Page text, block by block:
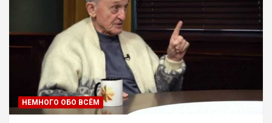
НЕМНОГО ОБО ВСЁМ